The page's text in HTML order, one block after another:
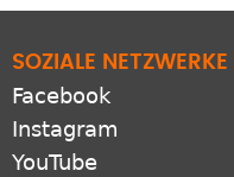
SOZIALE NETZWERKE
Facebook
Instagram
YouTube